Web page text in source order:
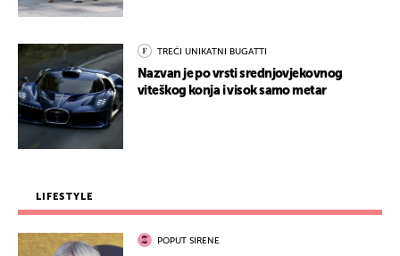
TREĆI UNIKATNI BUGATTI
Nazvan je po vrsti srednjovjekovnog
viteškog konja i visok samo metar
LIFESTYLE
POPUT SIRENE